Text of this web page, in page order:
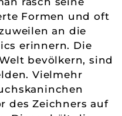
Formen und oft
an die
erinnern. Die
bevölkern, sind
Vielmehr
des Zeichners auf